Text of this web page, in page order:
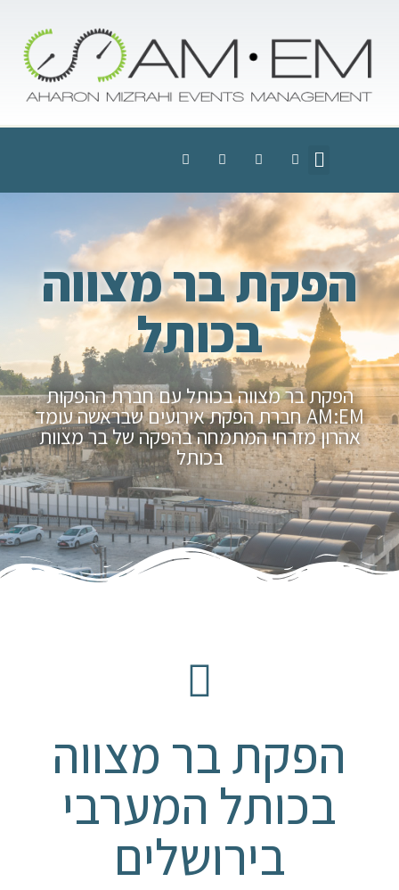
הפקת בר מצווה
בכותל
הפקת בר מצווה בכותל עם חברת ההפקות
AM:EM חברת הפקת אירועים שבראשה עומד
אהרון מזרחי המתמחה בהפקה של בר מצוות
בכותל
הפקת בר מצווה
בכותל המערבי
בירושלים